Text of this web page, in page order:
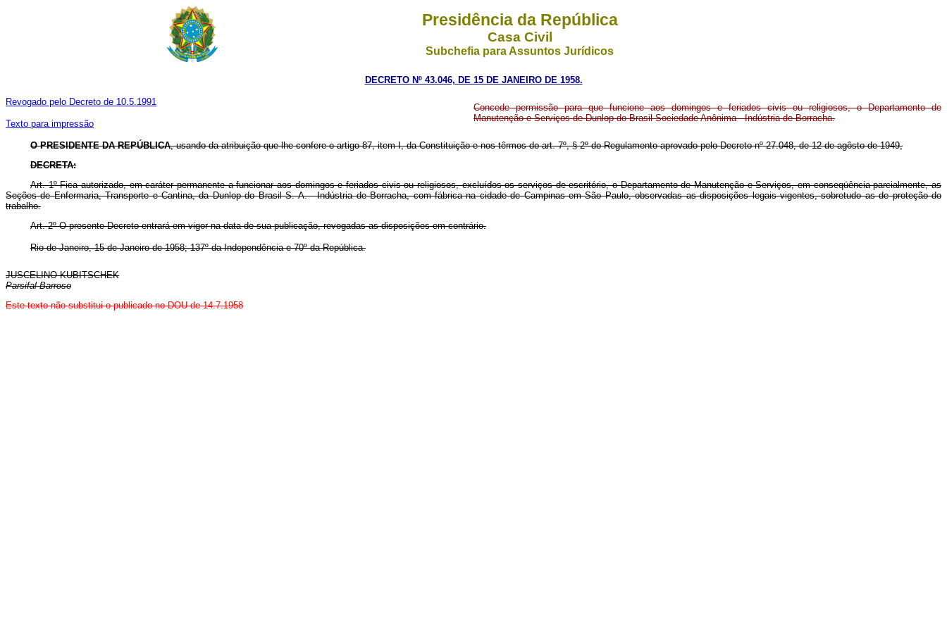
Presidência da República
Casa Civil
Subchefia para Assuntos Jurídicos
DECRETO Nº 43.046, DE 15 DE JANEIRO DE 1958.
Revogado pelo Decreto de 10.5.1991
Texto para impressão
Concede permissão para que funcione aos domingos e feriados civis ou religiosos, o Departamento de
Manutenção e Serviços de Dunlop do Brasil Sociedade Anônima - Indústria de Borracha.
O PRESIDENTE DA REPÚBLICA, usando da atribuição que lhe confere o artigo 87, item I, da Constituição e nos têrmos do art. 7º, § 2º do Regulamento aprovado pelo Decreto nº 27.048, de 12 de agôsto de 1949,
DECRETA:
Art. 1º Fica autorizado, em caráter permanente a funcionar aos domingos e feriados civis ou religiosos, excluídos os serviços de escritório, o Departamento de Manutenção e Serviços, em conseqüência parcialmente, as
Seções de Enfermaria, Transporte e Cantina, da Dunlop do Brasil S. A. - Indústria de Borracha, com fábrica na cidade de Campinas em São Paulo, observadas as disposições legais vigentes, sobretudo as de proteção do
trabalho.
Art. 2º O presente Decreto entrará em vigor na data de sua publicação, revogadas as disposições em contrário.
Rio de Janeiro, 15 de Janeiro de 1958; 137º da Independência e 70º da República.
JUSCELINO KUBITSCHEK
Parsifal Barroso
Este texto não substitui o publicado no DOU de 14.7.1958